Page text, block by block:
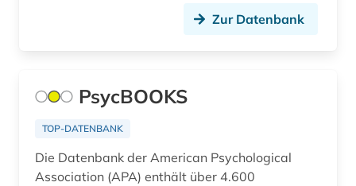
sprache (1)
studien des 18. jahrhunderts (1)
Zur Datenbank
PsycBOOKS
TOP-DATENBANK
Die Datenbank der American Psychological
Association (APA) enthält über 4.600